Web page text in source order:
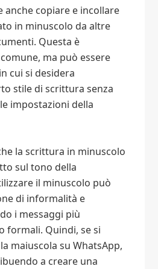
anche copiare e incollare
in minuscolo da altre
Questa è
ma può essere
cui si desidera
stile di scrittura senza
impostazioni della
la scrittura in minuscolo
sul tono della
il minuscolo può
di informalità e
i messaggi più
formali. Quindi, se si
maiuscola su WhatsApp,
a creare una